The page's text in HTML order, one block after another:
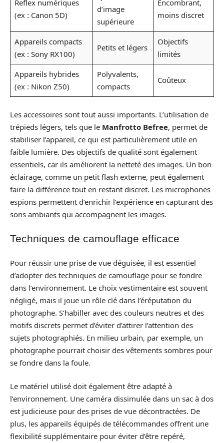
Reflex numériques
(ex : Canon 5D)
d’image
supérieure
Encombrant,
moins discret
Appareils compacts
(ex : Sony RX100)
Petits et légers
Objectifs
limités
Appareils hybrides
(ex : Nikon Z50)
Polyvalents,
compacts
Coûteux
Les accessoires sont tout aussi importants. L’utilisation de
trépieds légers, tels que le Manfrotto Befree, permet de
stabiliser l’appareil, ce qui est particulièrement utile en
faible lumière. Des objectifs de qualité sont également
essentiels, car ils améliorent la netteté des images. Un bon
éclairage, comme un petit flash externe, peut également
faire la différence tout en restant discret. Les microphones
espions permettent d’enrichir l’expérience en capturant des
sons ambiants qui accompagnent les images.
Techniques de camouflage efficace
Pour réussir une prise de vue déguisée, il est essentiel
d’adopter des techniques de camouflage pour se fondre
dans l’environnement. Le choix vestimentaire est souvent
négligé, mais il joue un rôle clé dans l’éréputation du
photographe. S’habiller avec des couleurs neutres et des
motifs discrets permet d’éviter d’attirer l’attention des
sujets photographiés. En milieu urbain, par exemple, un
photographe pourrait choisir des vêtements sombres pour
se fondre dans la foule.
Le matériel utilisé doit également être adapté à
l’environnement. Une caméra dissimulée dans un sac à dos
est judicieuse pour des prises de vue décontractées. De
plus, les appareils équipés de télécommandes offrent une
flexibilité supplémentaire pour éviter d’être repéré,